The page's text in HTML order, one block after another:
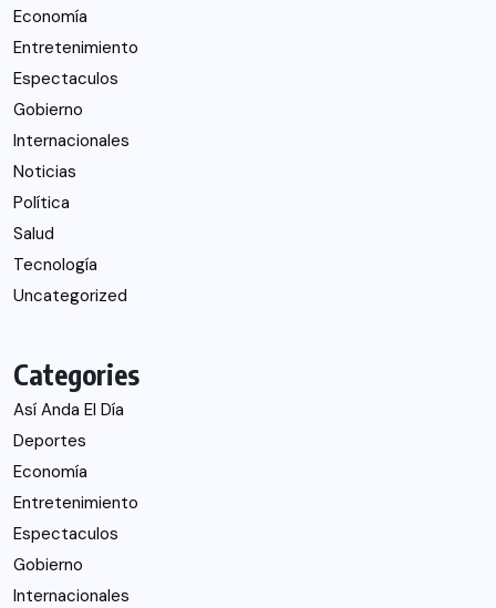
Economía
Entretenimiento
Espectaculos
Gobierno
Internacionales
Noticias
Política
Salud
Tecnología
Uncategorized
Categories
Así Anda El Día
Deportes
Economía
Entretenimiento
Espectaculos
Gobierno
Internacionales